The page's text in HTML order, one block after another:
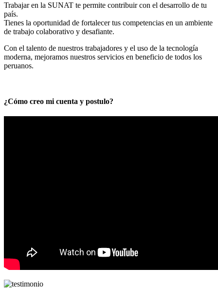
Trabajar en la SUNAT te permite contribuir con el desarrollo de tu
país.
Tienes la oportunidad de fortalecer tus competencias en un ambiente
de trabajo colaborativo y desafiante.
Con el talento de nuestros trabajadores y el uso de la tecnología
moderna, mejoramos nuestros servicios en beneficio de todos los
peruanos.
¿Cómo creo mi cuenta y postulo?